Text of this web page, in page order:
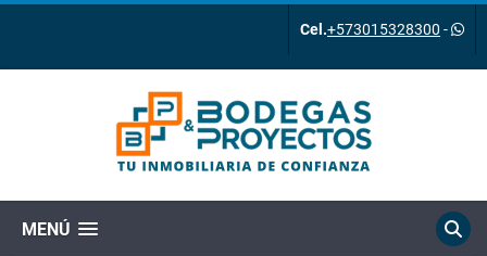
Cel.+573015328300 -
MENÚ